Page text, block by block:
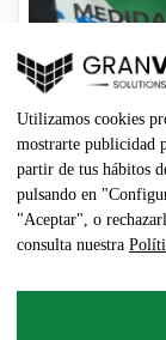
Utilizamos cookies
mostrarte publicidad
partir de tus hábitos
pulsando en
"Aceptar", o
consulta nuestra